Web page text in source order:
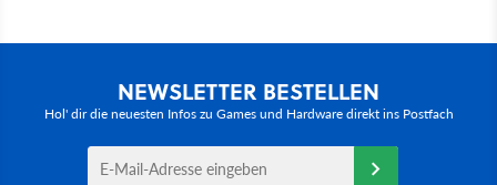
NEWSLETTER BESTELLEN
Hol' dir die neuesten Infos zu Games und Hardware direkt ins Postfach